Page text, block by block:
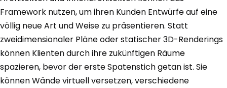
Framework nutzen, um ihren Kunden Entwürfe auf eine
völlig neue Art und Weise zu präsentieren. Statt
zweidimensionaler Pläne oder statischer 3D-Renderings
können Klienten durch ihre zukünftigen Räume
spazieren, bevor der erste Spatenstich getan ist. Sie
können Wände virtuell versetzen, verschiedene